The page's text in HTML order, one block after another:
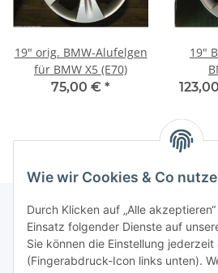
Wie wir Cookies & Co
Durch Klicken auf „Alle
Einsatz folgender Dienste auf
Sie können die Einstellung jederzeit
(Fingerabdruck-Icon links unten).
19" orig. BMW-Alufelgen
für BMW X5 (E70)
75,00 € *
19"
Informationen